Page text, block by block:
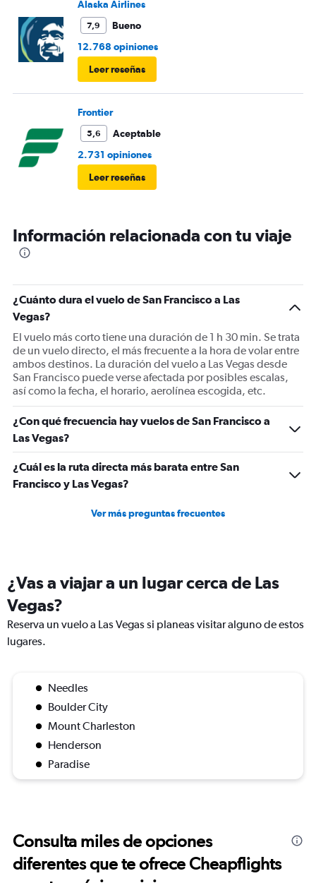
Alaska Airlines
7,9
Bueno
12.768 opiniones
Leer reseñas
Frontier
5,6
Aceptable
2.731 opiniones
Leer reseñas
Información relacionada con tu viaje
¿Cuánto dura el vuelo de San Francisco a Las
Vegas?
El vuelo más corto tiene una duración de 1 h 30 min. Se trata
de un vuelo directo, el más frecuente a la hora de volar entre
ambos destinos. La duración del vuelo a Las Vegas desde
San Francisco puede verse afectada por posibles escalas,
así como la fecha, el horario, aerolínea escogida, etc.
¿Con qué frecuencia hay vuelos de San Francisco a
Las Vegas?
¿Cuál es la ruta directa más barata entre San
Francisco y Las Vegas?
Ver más preguntas frecuentes
¿Vas a viajar a un lugar cerca de Las
Vegas?
Reserva un vuelo a Las Vegas si planeas visitar alguno de estos
lugares.
Needles
Boulder City
Mount Charleston
Henderson
Paradise
Consulta miles de opciones
diferentes que te ofrece Cheapflights